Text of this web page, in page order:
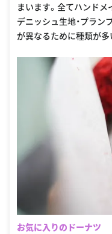
まいます。全てハンドメ
デニッシュ生地・プラ
が異なるために種類が多
お気に入りのドーナツ